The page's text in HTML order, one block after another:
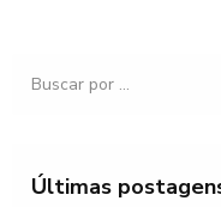
Últimas